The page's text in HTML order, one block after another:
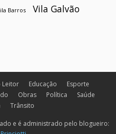
Barros Vila Galvão
Leitor Educação
Esporte
Obras Política
Saúde
Trânsito
e é administrado pelo blogueiro: